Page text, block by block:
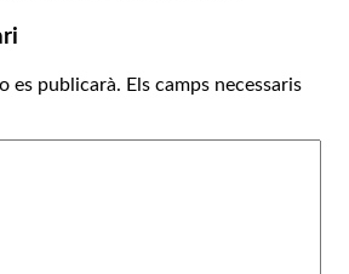
es publicarà. Els camps necessaris